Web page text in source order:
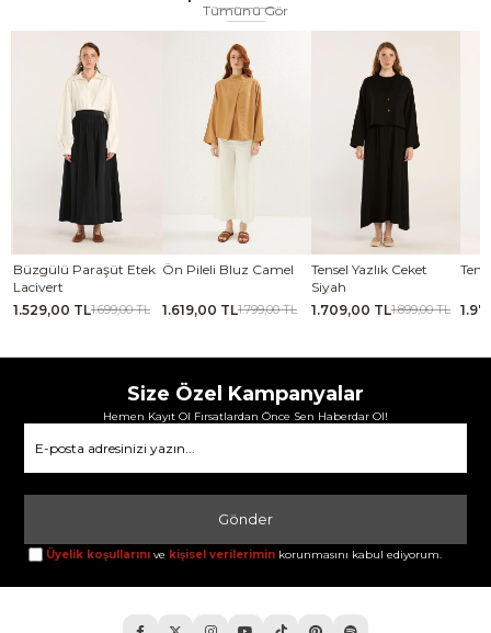
Tümünü Gör
Büzgülü Paraşüt Etek
Lacivert
1.529,00 TL1.699,00 TL
Ön Pileli Bluz Camel
1.619,00 TL1.799,00 TL
Tensel Yazlık Ceket
Siyah
1.709,00 TL1.899,00 TL
Size Özel Kampanyalar
Hemen Kayıt Ol Fırsatlardan Önce Sen Haberdar Ol!
Gönder
Üyelik koşullarını ve kişisel verilerimin korunmasını kabul ediyorum.